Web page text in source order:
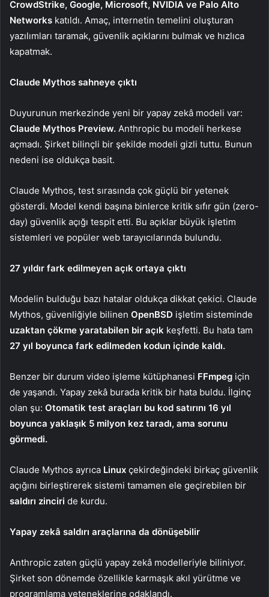
CrowdStrike, Google, Microsoft, NVIDIA ve Palo Alto
Networks katıldı. Amaç, internetin temelini oluşturan
yazılımları taramak, güvenlik açıklarını bulmak ve hızlıca
kapatmak.
Claude Mythos sahneye çıktı
Duyurunun merkezinde yeni bir yapay zekâ modeli var:
Claude Mythos Preview. Anthropic bu modeli herkese
açmadı. Şirket bilinçli bir şekilde modeli gizli tuttu. Bunun
nedeni ise oldukça basit.
Claude Mythos, test sırasında çok güçlü bir yetenek
gösterdi. Model kendi başına binlerce kritik sıfır gün (zero-
day) güvenlik açığı tespit etti. Bu açıklar büyük işletim
sistemleri ve popüler web tarayıcılarında bulundu.
27 yıldır fark edilmeyen açık ortaya çıktı
Modelin bulduğu bazı hatalar oldukça dikkat çekici. Claude
Mythos, güvenliğiyle bilinen OpenBSD işletim sisteminde
uzaktan çökme yaratabilen bir açık keşfetti. Bu hata tam
27 yıl boyunca fark edilmeden kodun içinde kaldı.
Benzer bir durum video işleme kütüphanesi FFmpeg için
de yaşandı. Yapay zekâ burada kritik bir hata buldu. İlginç
olan şu: Otomatik test araçları bu kod satırını 16 yıl
boyunca yaklaşık 5 milyon kez taradı, ama sorunu
görmedi.
Claude Mythos ayrıca Linux çekirdeğindeki birkaç güvenlik
açığını birleştirerek sistemi tamamen ele geçirebilen bir
saldırı zinciri de kurdu.
Yapay zekâ saldırı araçlarına da dönüşebilir
Anthropic zaten güçlü yapay zekâ modelleriyle biliniyor.
Şirket son dönemde özellikle karmaşık akıl yürütme ve
programlama yeteneklerine odaklandı.